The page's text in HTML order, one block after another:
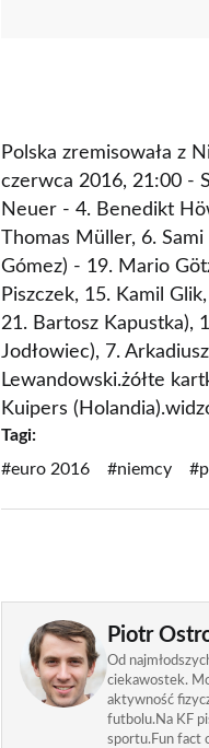
Polska zremisowała z
czerwca 2016, 21:00 -
Neuer - 4. Benedikt
Thomas Müller, 6.
Gómez) - 19. Mario
Piszczek, 15. Kamil
21. Bartosz Kapustka),
Jodłowiec), 7.
Lewandowski.żółte
Kuipers
Tagi:
#euro 2016
#niemcy
Piotr
Od
ciekawostek.
aktywność
futbolu.Na KF
sportu.Fun fact